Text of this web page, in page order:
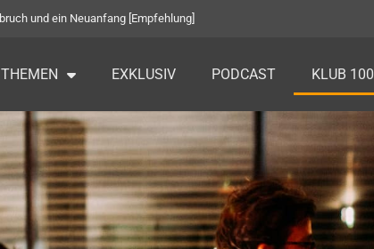
Rekorderlös beim BIOGENA Golf Charity Turnier [Klub 100]
THEMEN EXKLUSIV PODCAST KLUB 100